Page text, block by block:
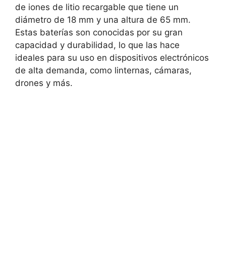
de iones de litio recargable que tiene un
diámetro de 18 mm y una altura de 65 mm.
Estas baterías son conocidas por su gran
capacidad y durabilidad, lo que las hace
ideales para su uso en dispositivos electrónicos
de alta demanda, como linternas, cámaras,
drones y más.